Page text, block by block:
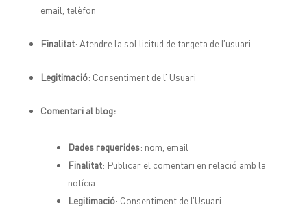
email, telèfon
Finalitat: Atendre la sol·licitud de targeta de l’usuari.
Legitimació: Consentiment de l’ Usuari
Comentari al blog:
Dades requerides: nom, email
Finalitat: Publicar el comentari en relació amb la
notícia.
Legitimació: Consentiment de l’Usuari.